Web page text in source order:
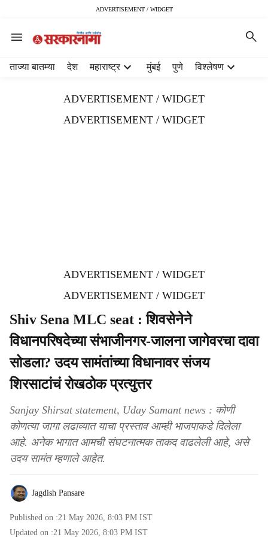
ADVERTISEMENT / WIDGET
ताज्या बातम्या देश महाराष्ट्र मुंबई पुणे विश्लेषण
ADVERTISEMENT / WIDGET
ADVERTISEMENT / WIDGET
ADVERTISEMENT / WIDGET
ADVERTISEMENT / WIDGET
Shiv Sena MLC seat : शिवसेनेने
विधानपरिषदेच्या संभाजीनगर-जालना जागेवरचा दावा
सोडला? उदय सामंतांच्या विधानावर संजय
शिरसाटांचं रोखठोक प्रत्युत्तर
Sanjay Shirsat statement, Uday Samant news : कोणी
कोणत्या जागा लढाव्यात याचा प्रस्ताव आम्ही भाजपाकडे दिलेला
आहे. अनेक भागात आमची संघटनात्मक ताकद वाढलेली आहे, असे
उदय सामंत म्हणाले आहेत.
Jagdish Pansare
Published on :21 May 2026, 8:03 PM IST
Updated on :21 May 2026, 8:03 PM IST